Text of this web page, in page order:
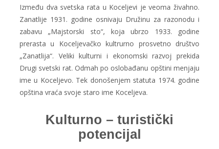
Između dva svetska rata u Koceljevi je veoma živahno.
Zanatlije 1931. godine osnivaju Družinu za razonodu i
zabavu „Majstorski sto“, koja ubrzo 1933. godine
prerasta u Koceljevačko kultrurno prosvetno društvo
„Zanatlija“. Veliki kulturni i ekonomski razvoj prekida
Drugi svetski rat. Odmah po oslobađanu opštini menjaju
ime u Koceljevo. Tek donošenjem statuta 1974. godine
opština vraća svoje staro ime Koceljeva.
Kulturno – turistički
potencijal